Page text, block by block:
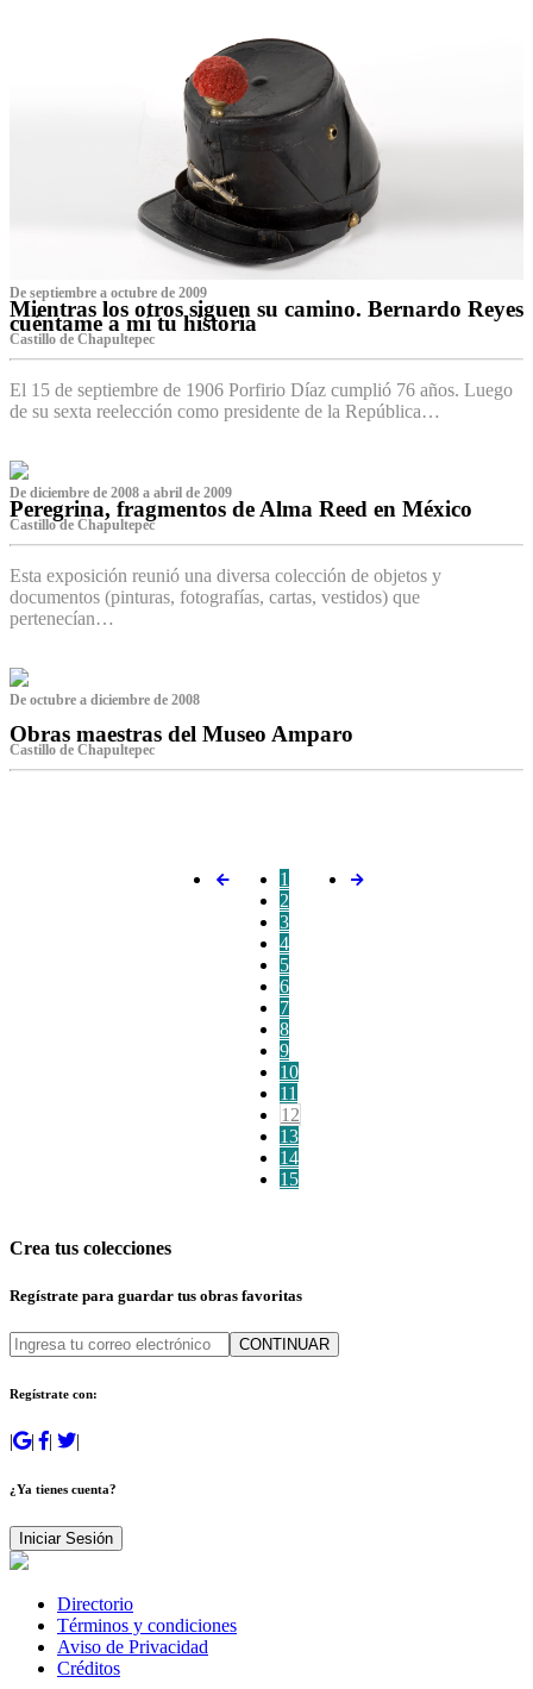
De septiembre a octubre de 2009
Mientras los otros siguen su camino. Bernardo Reyes
cuéntame a mí tu historia
Castillo de Chapultepec
El 15 de septiembre de 1906 Porfirio Díaz cumplió 76 años. Luego
de su sexta reelección como presidente de la República…
De diciembre de 2008 a abril de 2009
Peregrina, fragmentos de Alma Reed en México
Castillo de Chapultepec
Esta exposición reunió una diversa colección de objetos y
documentos (pinturas, fotografías, cartas, vestidos) que
pertenecían…
De octubre a diciembre de 2008
Obras maestras del Museo Amparo
Castillo de Chapultepec
1
2
3
4
5
6
7
8
9
10
11
12
13
14
15
Crea tus colecciones
Regístrate para guardar tus obras favoritas
CONTINUAR
Regístrate con:
| | | |
¿Ya tienes cuenta?
Iniciar Sesión
Directorio
Términos y condiciones
Aviso de Privacidad
Créditos